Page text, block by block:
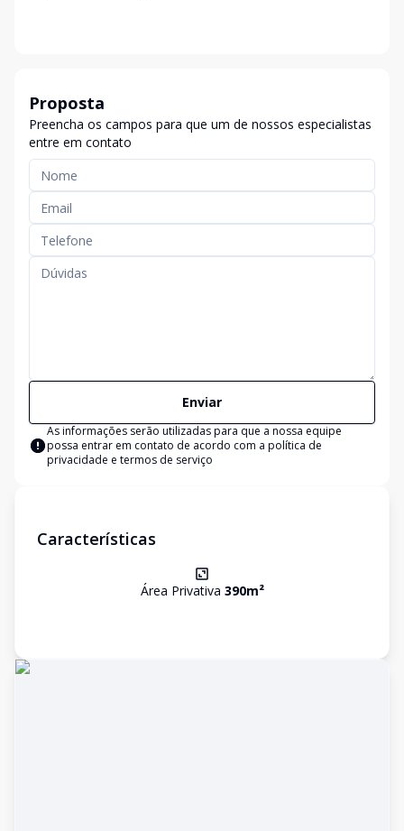
Proposta
Preencha os campos para que um de nossos especialistas
entre em contato
Enviar
As informações serão utilizadas para que a nossa equipe
possa entrar em contato de acordo com a política de
privacidade e termos de serviço
Características
Área Privativa 390m²